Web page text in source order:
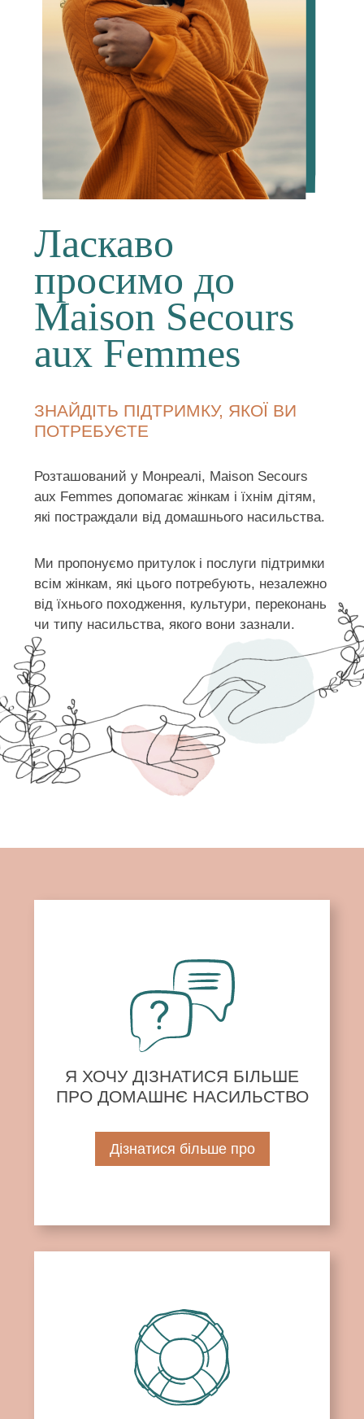
Ласкаво
просимо до
Maison Secours
aux Femmes
ЗНАЙДІТЬ ПІДТРИМКУ, ЯКОЇ ВИ
ПОТРЕБУЄТЕ
Розташований у Монреалі, Maison Secours
aux Femmes допомагає жінкам і їхнім дітям,
які постраждали від домашнього насильства.
Ми пропонуємо притулок і послуги підтримки
всім жінкам, які цього потребують, незалежно
від їхнього походження, культури, переконань
чи типу насильства, якого вони зазнали.
Я ХОЧУ ДІЗНАТИСЯ БІЛЬШЕ
ПРО ДОМАШНЄ НАСИЛЬСТВО
Дізнатися більше про